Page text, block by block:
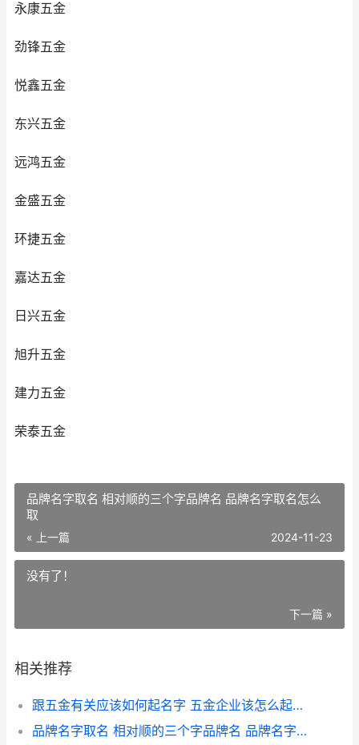
永康五金
劲锋五金
悦鑫五金
东兴五金
远鸿五金
金盛五金
环捷五金
嘉达五金
日兴五金
旭升五金
建力五金
荣泰五金
品牌名字取名 相对顺的三个字品牌名 品牌名字取名怎么
取
« 上一篇 2024-11-23
没有了！
下一篇 »
相关推荐
跟五金有关应该如何起名字 五金企业该怎么起名 跟五金有关的字有哪些
品牌名字取名 相对顺的三个字品牌名 品牌名字取名怎么取